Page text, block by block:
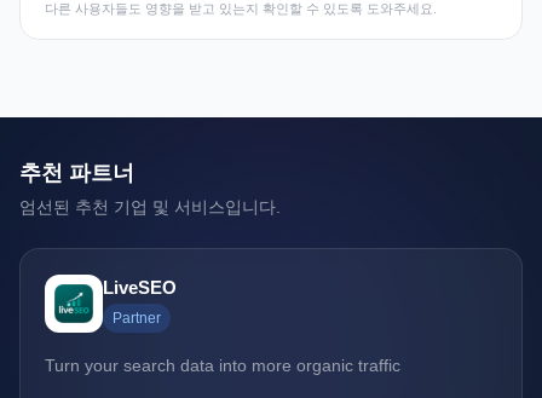
다른 사용자들도 영향을 받고 있는지 확인할 수 있도록 도와주세요.
추천 파트너
엄선된 추천 기업 및 서비스입니다.
LiveSEO
Partner
Turn your search data into more organic traffic